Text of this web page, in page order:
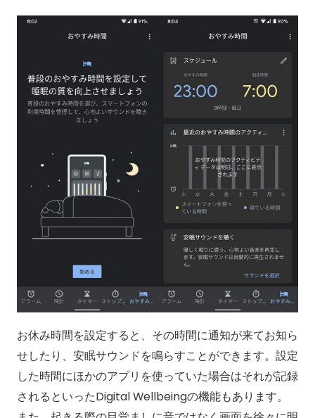
お休み時間を設定すると、その時間に通知が来てお知ら
せしたり、安眠サウンドを鳴らすことができます。設定
した時間にほかのアプリを使っていた場合はそれが記録
されるといったDigital Wellbeingの機能もあります。